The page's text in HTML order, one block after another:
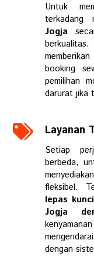
Untuk
terkadang
Jogja
berkualitas.
booking
pemilihan
darurat jika
Layanan
Setiap
berbeda,
fleksibel.
lepas kunci
Jogja
dengan